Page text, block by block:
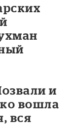
и
вошла
вся